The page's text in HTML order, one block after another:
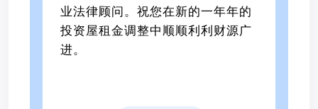
业法律顾问。祝您在新的一年年的
投资屋租金调整中顺顺利利财源广
进。